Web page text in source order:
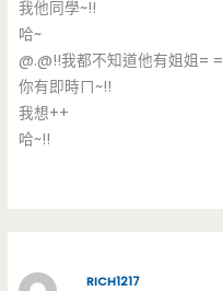
我他同學~!!
哈~
@.@!!我都不知道他有姐姐= =
你有即時ㄇ~!!
我想++
哈~!!
RICH1217